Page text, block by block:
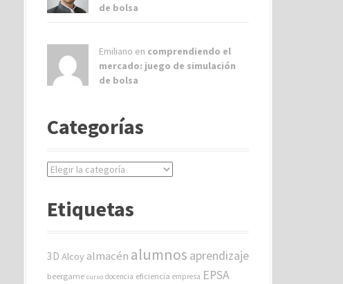
de bolsa
Emiliano en comprendiendo el
mercado: juego de simulación
de bolsa
Categorías
C
e
r
Etiquetas
3D Alcoy almacén alumnos aprendizaje
beergame curso docencia eficiencia empresa EPSA